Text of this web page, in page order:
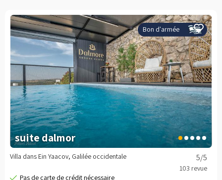
Bon d'armée
suite dalmor
5/5
Villa dans Ein Yaacov, Galilée occidentale